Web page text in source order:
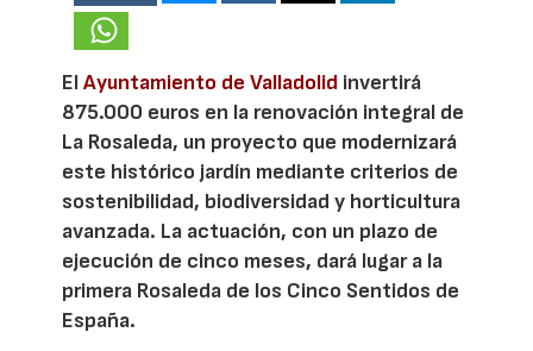
ElAyuntamiento de Valladolid invertirá
875.000 euros en la renovación integral de
La Rosaleda, un proyecto que modernizará
este histórico jardín mediante criterios de
sostenibilidad, biodiversidad y horticultura
avanzada. La actuación, con un plazo de
ejecución de cinco meses, dará lugar a la
primera Rosaleda de los Cinco Sentidos de
España.